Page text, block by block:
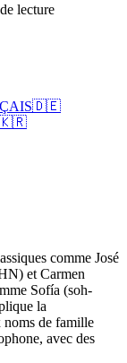
lecture
🇩🇪
comme José
et Carmen
Sofía (soh-
la
noms de famille
avec des